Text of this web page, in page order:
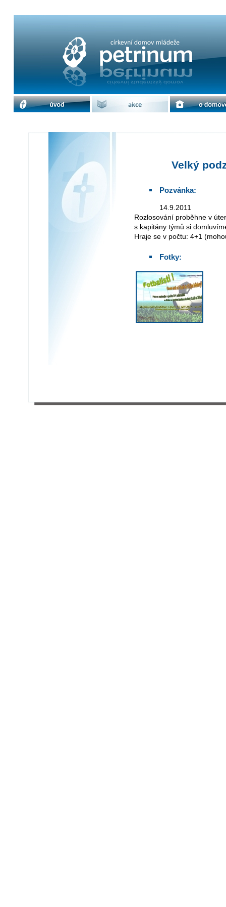
Velký podzimní fotbalový turnaj |
Velký
Pozvánka:
14.9.2011
Rozlosování proběhne v
s kapitány týmů si
Hraje se v počtu: 4+1
Fotky:
úvod akce o domově